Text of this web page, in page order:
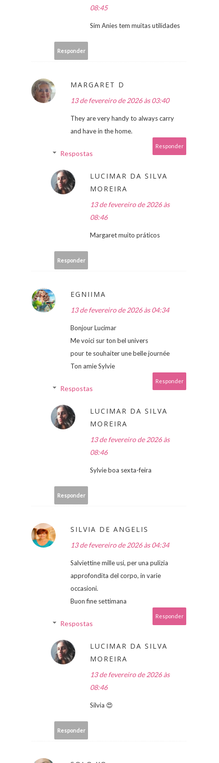
08:45
Sim Anies tem muitas utilidades
Responder
MARGARET D
13 de fevereiro de 2026 às 03:40
They are very handy to always carry
and have in the home.
Responder
Respostas
LUCIMAR DA SILVA
MOREIRA
13 de fevereiro de 2026 às
08:46
Margaret muito práticos
Responder
EGNIIMA
13 de fevereiro de 2026 às 04:34
Bonjour Lucimar
Me voici sur ton bel univers
pour te souhaiter une belle journée
Ton amie Sylvie
Responder
Respostas
LUCIMAR DA SILVA
MOREIRA
13 de fevereiro de 2026 às
08:46
Sylvie boa sexta-feira
Responder
SILVIA DE ANGELIS
13 de fevereiro de 2026 às 04:34
Salviettine mille usi, per una pulizia
approfondita del corpo, in varie
occasioni.
Buon fine settimana
Responder
Respostas
LUCIMAR DA SILVA
MOREIRA
13 de fevereiro de 2026 às
08:46
Silvia 😍
Responder